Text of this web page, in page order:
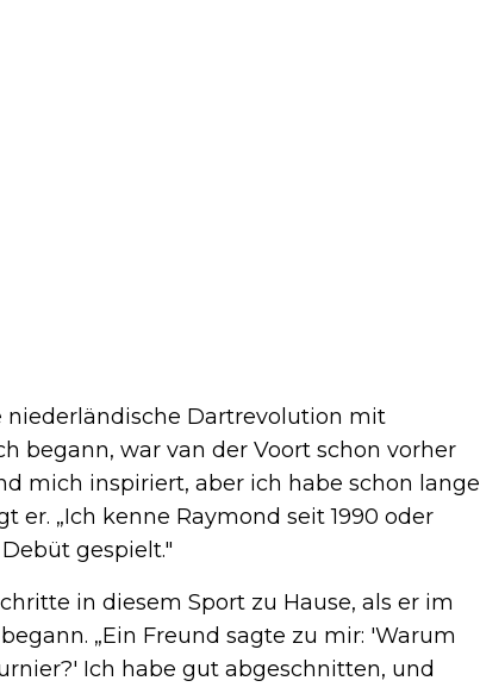
niederländische Dartrevolution mit
begann, war van der Voort schon vorher
mich inspiriert, aber ich habe schon lange
er. „Ich kenne Raymond seit 1990 oder
gespielt."
in diesem Sport zu Hause, als er im
„Ein Freund sagte zu mir: 'Warum
Ich habe gut abgeschnitten, und